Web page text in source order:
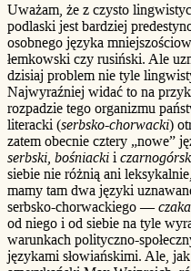
Uważam, że z czysto
podlaski jest bardziej
osobnego języka
łemkowski czy rusiński. Ale
dzisiaj problem nie tyle
Najwyraźniej widać to na
rozpadzie tego organizmu
literacki (serbsko-chorwacki)
zatem obecnie cztery „nowe”
serbski, bośniacki i
siebie nie różnią ani
mamy tam dwa języki
serbsko-chorwackiego —
od niego i od siebie na tyle
warunkach polityczno-
językami słowiańskimi. Ale,